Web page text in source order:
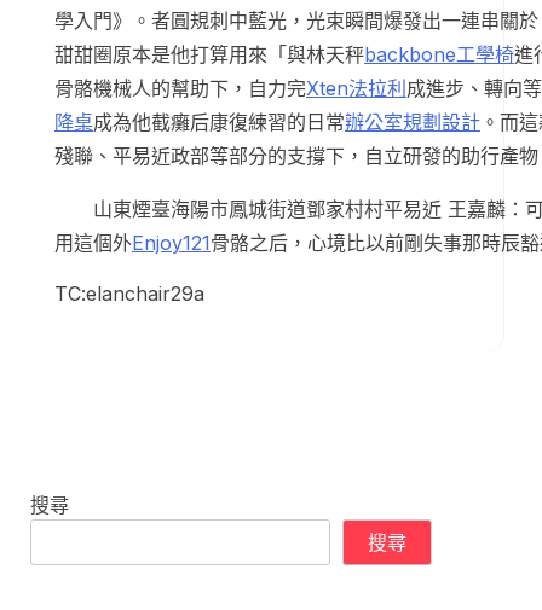
學入門》。者圓規刺中藍光，光束瞬間爆發出一連串關
甜甜圈原本是他打算用來「與林天秤backbone工學椅進
骨骼機械人的幫助下，自力完Xten法拉利成進步、轉向
降桌成為他截癱后康復練習的日常辦公室規劃設計 。而
殘聯、平易近政部等部分的支撐下，自立研發的助行產
山東煙臺海陽市鳳城街道鄧家村村平易近 王嘉麟：
用這個外Enjoy121骨骼之后，心境比以前剛失事那時辰
TC:elanchair29a
搜尋
搜尋